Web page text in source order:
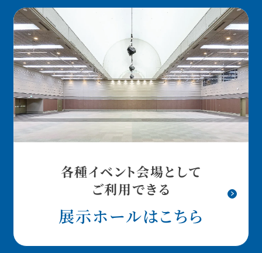
各種イベント会場として
ご利用できる
展示ホールはこちら